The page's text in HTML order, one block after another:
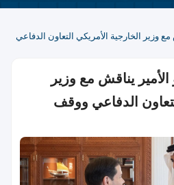
الخارجية الأمريكي التعاون الدفاعي
يناقش مع وزير
الدفاعي ووقف